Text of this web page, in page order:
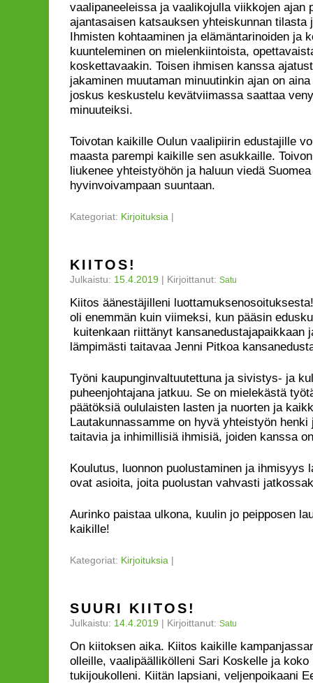
vaalipaneeleissa ja vaalikojulla viikkojen ajan
ajantasaisen katsauksen yhteiskunnan tilasta
Ihmisten kohtaaminen ja elämäntarinoiden ja
kuunteleminen on mielenkiintoista,
koskettavaakin. Toisen ihmisen kanssa
jakaminen muutaman minuutinkin ajan on
joskus keskustelu kevätviimassa saattaa
minuuteiksi.
Toivotan kaikille Oulun vaalipiirin edustajille
maasta parempi kaikille sen asukkaille.
liukenee yhteistyöhön ja haluun viedä
hyvinvoivampaan suuntaan.
Kategoriat: Kirjoituksia |
KIITOS!
Julkaistu: 15.4.2019 | Kirjoittanut: Satu
Kiitos äänestäjilleni
oli enemmän kuin viimeksi, kun pääsin
kuitenkaan riittänyt kansanedustajapaikkaan
lämpimästi taitavaa Jenni Pitkoa
Työni kaupunginvaltuutettuna ja sivistys- ja
puheenjohtajana jatkuu. Se on mielekästä
päätöksiä oululaisten lasten ja nuorten ja
Lautakunnassamme on hyvä yhteistyön henki
taitavia ja inhimillisiä ihmisiä, joiden kanssa
Koulutus, luonnon puolustaminen ja ihmisyys
ovat asioita, joita puolustan vahvasti
Aurinko paistaa ulkona, kuulin jo peipposen
kaikille!
Kategoriat: Kirjoituksia |
SUURI KIITOS!
Julkaistu: 14.4.2019 | Kirjoittanut: Satu
On kiitoksen aika. Kiitos kaikille
olleille, vaalipäällikölleni Sari Koskelle ja
tukijoukolleni. Kiitän lapsiani, veljenpoikaani